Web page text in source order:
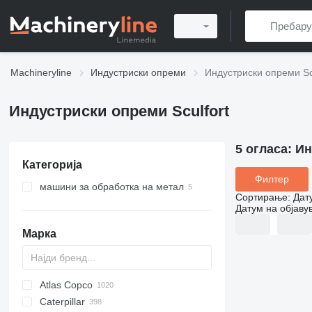
Machineryline Индустриски опреми Индустриски опреми
Индустриски опреми Sculfort
Категорија
машини за обработка на метал
Марка
PDS
APD
AB
Ensis
Pega
VZ
AG3
Atlas Copco
DrillAir
QAS
PDP
E-series
B-series
BM
GFS
VT
Rover
533
Airpure
BySprint Fiber
CK
SR
Caterpillar
5 огласа:
Филтер
Сортирање:
Датум на